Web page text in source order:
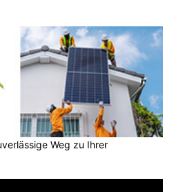
Weg zu Ihrer